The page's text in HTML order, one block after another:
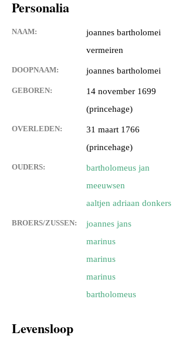
Personalia
NAAM:
joannes bartholomei
vermeiren
DOOPNAAM: joannes bartholomei
GEBOREN:
14 november 1699
(princehage)
OVERLEDEN:
31 maart 1766
(princehage)
OUDERS:
bartholomeus jan
meeuwsen
aaltjen adriaan donkers
BROERS/ZUSSEN:
joannes jans
marinus
marinus
marinus
bartholomeus
Levensloop